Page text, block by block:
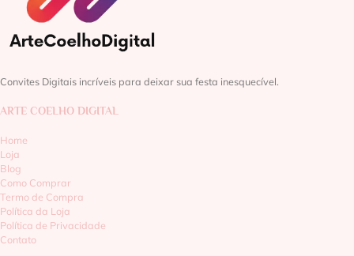
Convites Digitais incríveis para deixar sua festa inesquecível.
ARTE COELHO DIGITAL
Home
Loja
Blog
Como Comprar
Termo de Compra
Política da Loja
Política de Privacidade
Contato